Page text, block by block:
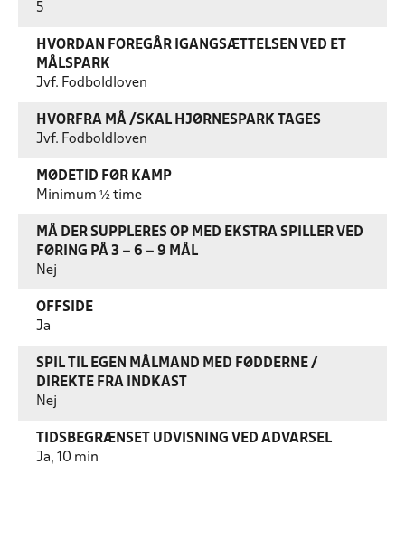
5
HVORDAN FOREGÅR IGANGSÆTTELSEN VED ET
MÅLSPARK
Jvf. Fodboldloven
HVORFRA MÅ /SKAL HJØRNESPARK TAGES
Jvf. Fodboldloven
MØDETID FØR KAMP
Minimum ½ time
MÅ DER SUPPLERES OP MED EKSTRA SPILLER VED
FØRING PÅ 3 – 6 – 9 MÅL
Nej
OFFSIDE
Ja
SPIL TIL EGEN MÅLMAND MED FØDDERNE /
DIREKTE FRA INDKAST
Nej
TIDSBEGRÆNSET UDVISNING VED ADVARSEL
Ja, 10 min